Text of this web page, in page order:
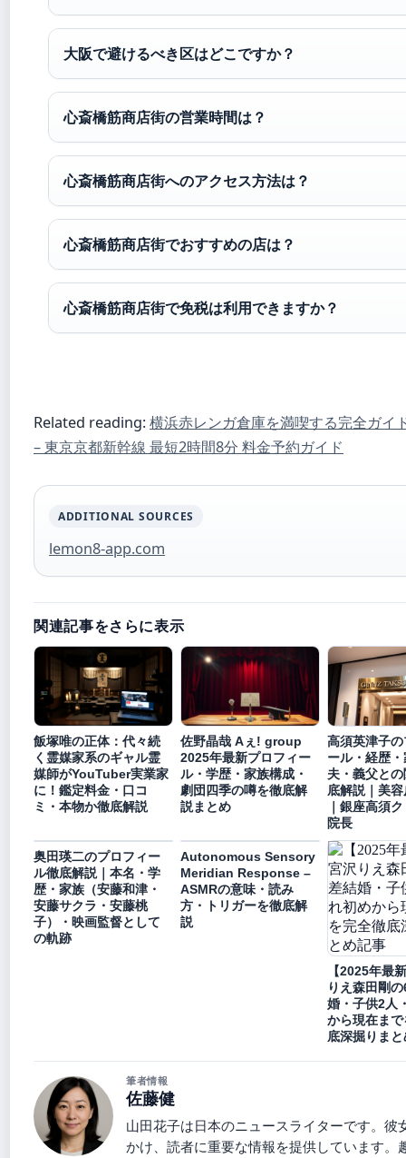
大阪で避けるべき区はどこですか？
心斎橋筋商店街の営業時間は？
心斎橋筋商店街へのアクセス方法は？
心斎橋筋商店街でおすすめの店は？
心斎橋筋商店街で免税は利用できますか？
Related reading:横浜赤レンガ倉庫を満喫する完全ガイ
– 東京京都新幹線 最短2時間8分 料金予約ガイド
ADDITIONAL SOURCES
lemon8-app.com
関連記事をさらに表示
飯塚唯の正体：代々続
く霊媒家系のギャル霊
媒師がYouTuber実業家
に！鑑定料金・口コ
ミ・本物か徹底解説
佐野晶哉 Aぇ! group
2025年最新プロフィー
ル・学歴・家族構成・
劇団四季の噂を徹底解
説まとめ
高須英津子
ール・経歴
夫・義父と
底解説｜美
｜銀座高須
院長
奥田瑛二のプロフィー
ル徹底解説｜本名・学
歴・家族（安藤和津・
安藤サクラ・安藤桃
子）・映画監督として
の軌跡
Autonomous Sensory
Meridian Response –
ASMRの意味・読み
方・トリガーを徹底解
説
【2025年最
りえ森田剛
婚・子供2人
から現在ま
底深掘りま
筆者情報
佐藤健
山田花子は日本のニュースライターです。彼
かけ、読者に重要な情報を提供しています。